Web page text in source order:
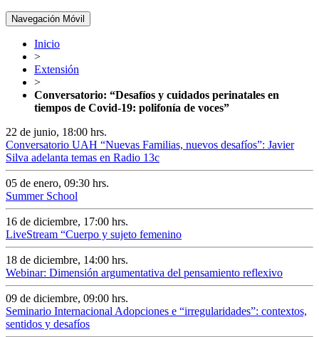
Navegación Móvil
Inicio
>
Extensión
>
Conversatorio: “Desafíos y cuidados perinatales en
tiempos de Covid-19: polifonía de voces”
22 de junio, 18:00 hrs.
Conversatorio UAH “Nuevas Familias, nuevos desafíos”: Javier
Silva adelanta temas en Radio 13c
05 de enero, 09:30 hrs.
Summer School
16 de diciembre, 17:00 hrs.
LiveStream “Cuerpo y sujeto femenino
18 de diciembre, 14:00 hrs.
Webinar: Dimensión argumentativa del pensamiento reflexivo
09 de diciembre, 09:00 hrs.
Seminario Internacional Adopciones e “irregularidades”: contextos,
sentidos y desafíos